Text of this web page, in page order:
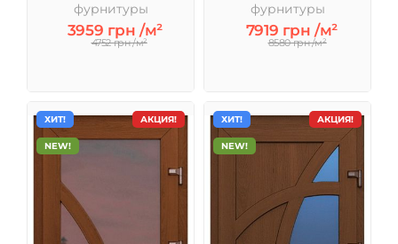
фурнитуры
3959 грн /м²
4752 грн /м²
фурнитуры
7919 грн /м²
8580 грн /м²
АКЦИЯ!
ХИТ!
NEW!
АКЦИЯ!
ХИТ!
NEW!